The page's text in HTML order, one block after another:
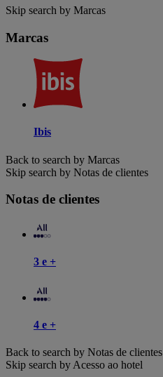
Skip search by Marcas
Marcas
Ibis
Back to search by Marcas
Skip search by Notas de clientes
Notas de clientes
3 e +
4 e +
Back to search by Notas de clientes
Skip search by Acesso ao hotel